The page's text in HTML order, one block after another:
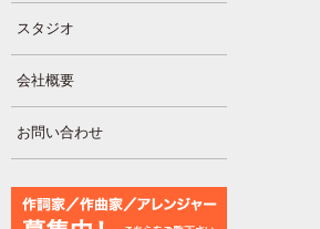
スタジオ
会社概要
お問い合わせ